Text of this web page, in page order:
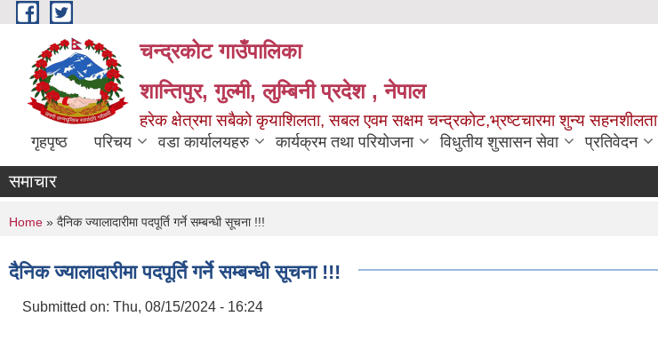
Skip to main content
चन्द्रकोट गाउँपालिका
शान्तिपुर, गुल्मी, लुम्बिनी प्रदेश , नेपाल
हरेक क्षेत्रमा सबैको कृयाशिलता, सबल एवम सक्षम चन्द्रकोट,भ्रष्टचारमा शुन्य सहनशीलता
गृहपृष्ठ परिचय वडा कार्यालयहरु कार्यक्रम तथा परियोजना विधुतीय शुसासन सेवा प्रतिवेदन
समाचार
You are here
Home » दैनिक ज्यालादारीमा पदपूर्ति गर्ने सम्बन्धी सूचना !!!
दैनिक ज्यालादारीमा पदपूर्ति गर्ने सम्बन्धी सूचना !!!
Submitted on: Thu, 08/15/2024 - 16:24